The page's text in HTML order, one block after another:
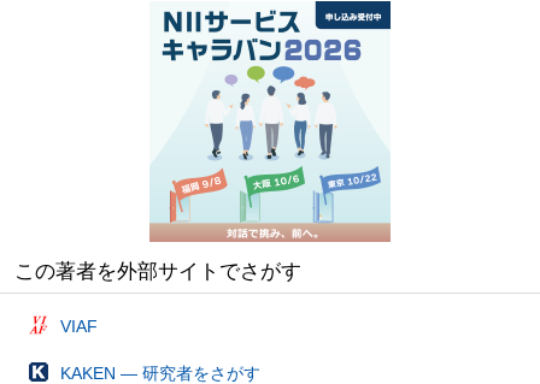
この著者を外部サイトでさがす
VIAF
KAKEN — 研究者をさがす